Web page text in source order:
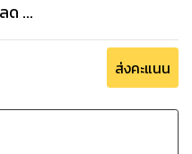
ด ...
ส่งคะแนน